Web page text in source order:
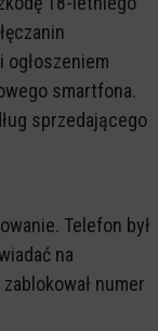
smartfona.
sprzedającego
Telefon był
na
numer